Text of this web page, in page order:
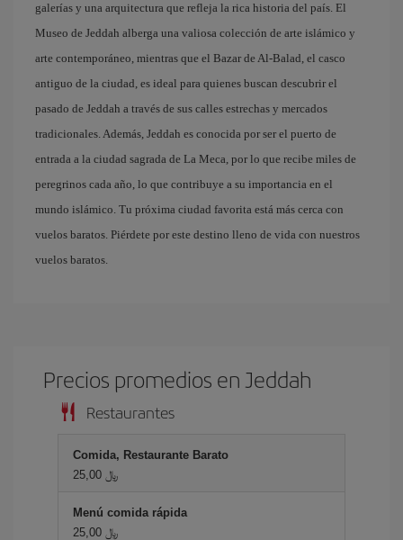
galerías y una arquitectura que refleja la rica historia del país. El
Museo de Jeddah alberga una valiosa colección de arte islámico y
arte contemporáneo, mientras que el Bazar de Al-Balad, el casco
antiguo de la ciudad, es ideal para quienes buscan descubrir el
pasado de Jeddah a través de sus calles estrechas y mercados
tradicionales. Además, Jeddah es conocida por ser el puerto de
entrada a la ciudad sagrada de La Meca, por lo que recibe miles de
peregrinos cada año, lo que contribuye a su importancia en el
mundo islámico. Tu próxima ciudad favorita está más cerca con
vuelos baratos. Piérdete por este destino lleno de vida con nuestros
vuelos baratos.
Precios promedios en Jeddah
Restaurantes
Comida, Restaurante Barato
25,00 ﷼
Menú comida rápida
25,00 ﷼